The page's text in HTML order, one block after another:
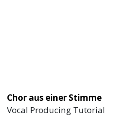
Chor aus einer Stimme
Vocal Producing Tutorial